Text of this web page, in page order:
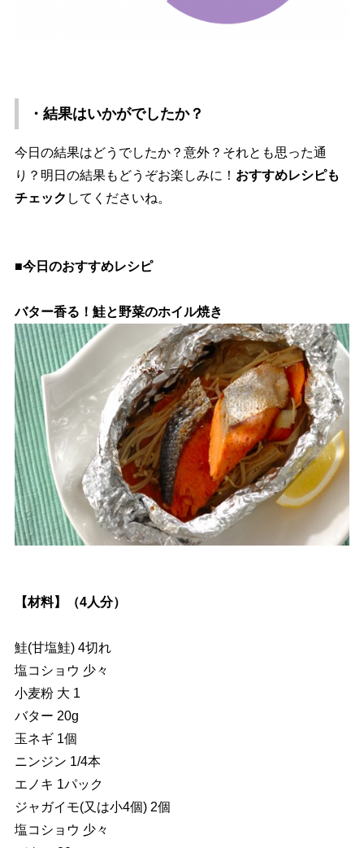
・結果はいかがでしたか？
今日の結果はどうでしたか？意外？それとも思った通
り？明日の結果もどうぞお楽しみに！ おすすめレシピも
チェック してくださいね。
■今日のおすすめレシピ
バター香る！鮭と野菜のホイル焼き
【材料】（4人分）
鮭(甘塩鮭) 4切れ
塩コショウ 少々
小麦粉 大 1
バター 20g
玉ネギ 1個
ニンジン 1/4本
エノキ 1パック
ジャガイモ(又は小4個) 2個
塩コショウ 少々